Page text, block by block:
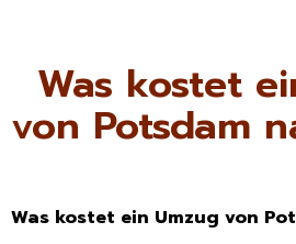
Was kostet
von Potsdam
Was kostet ein Umzug von